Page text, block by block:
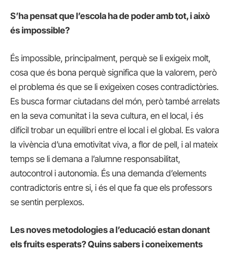
S’ha pensat que l’escola ha de poder amb tot, i això
és impossible?
És impossible, principalment, perquè se li exigeix molt,
cosa que és bona perquè significa que la valorem, però
el problema és que se li exigeixen coses contradictòries.
Es busca formar ciutadans del món, però també arrelats
en la seva comunitat i la seva cultura, en el local, i és
difícil trobar un equilibri entre el local i el global. Es valora
la vivència d’una emotivitat viva, a flor de pell, i al mateix
temps se li demana a l’alumne responsabilitat,
autocontrol i autonomia. És una demanda d’elements
contradictoris entre si, i és el que fa que els professors
se sentin perplexos.
Les noves metodologies a l’educació estan donant
els fruits esperats? Quins sabers i coneixements